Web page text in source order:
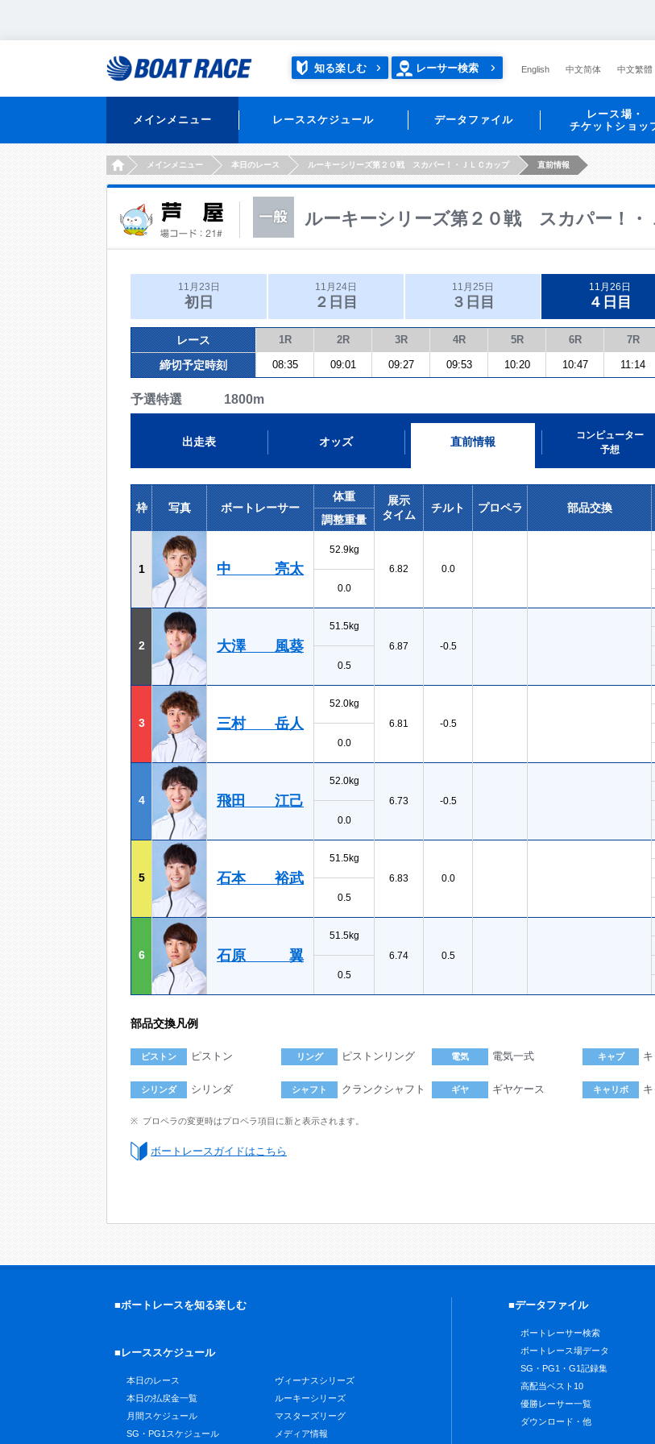
知る楽しむ レーサー検索 English 中文简体 中文繁體
メインメニュー レーススケジュール データファイル
レース場・
チケットショッ
HOMEメインメニュー 本日のレース ルーキーシリーズ第２０戦 スカパー！・ＪＬＣカップ 直前情報
ルーキーシリーズ第２０戦 スカパー！・
11月23日
初日
11月24日
２日目
11月25日
３日目
11月26日
４日目
レース 1R 2R 3R 4R 5R 6R 7R
締切予定時刻 08:35 09:01 09:27 09:53 10:20 10:47 11:14
予選特選 1800m
出走表 オッズ 直前情報
コンピューター
予想
枠 写真 ボートレーサー
体重
展示
タイム
チルト プロペラ 部品交換
調整重量
1 中 亮太
52.9kg
6.82
0.0
0.0
2 大澤 風葵
51.5kg
6.87
-0.5
0.5
3 三村 岳人
52.0kg
6.81
-0.5
0.0
4 飛田 江己
52.0kg
6.73
-0.5
0.0
5 石本 裕武
51.5kg
6.83
0.0
0.5
6 石原 翼
51.5kg
6.74
0.5
0.5
部品交換凡例
ピストン ピストン リング ピストンリング 電気 電気一式 キャブ
シリンダ シリンダ シャフト クランクシャフト ギヤ ギヤケース キャリボ
プロペラの変更時はプロペラ項目に新と表示されます。
ボートレースガイドはこちら
■ボートレースを知る楽しむ
■レーススケジュール
本日のレース
本日の払戻金一覧
月間スケジュール
SG・PG1スケジュール
ヴィーナスシリーズ
ルーキーシリーズ
マスターズリーグ
メディア情報
■データファイル
ボートレーサー検索
ボートレース場データ
SG・PG1・G1記録集
高配当ベスト10
優勝レーサー一覧
ダウンロード・他